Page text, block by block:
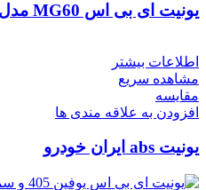
یونیت ای بی اس MG60 مدل ۳۸۰ و ۴۸۰
اطلاعات بیشتر
مشاهده سریع
مقایسه
افزودن به علاقه مندی ها
یونیت abs ایران خودرو